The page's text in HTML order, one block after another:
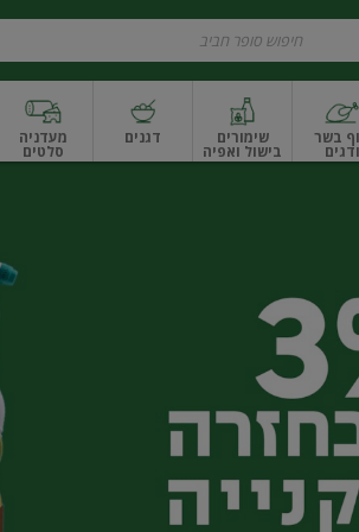
בשר
ודגים
שימורים
בישול ואפיה
דגנים מעדניה
סלטים
ונקניקים ואגוזיםפירות יבשים ארוזפירות יבשים